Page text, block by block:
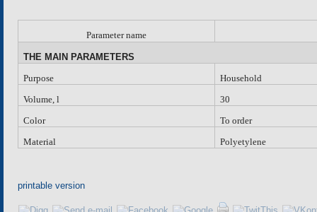
Parameter name
THE MAIN PARAMETERS
Purpose
Household
Volume, l
30
Color
To order
Material
Polyetylene
printable version